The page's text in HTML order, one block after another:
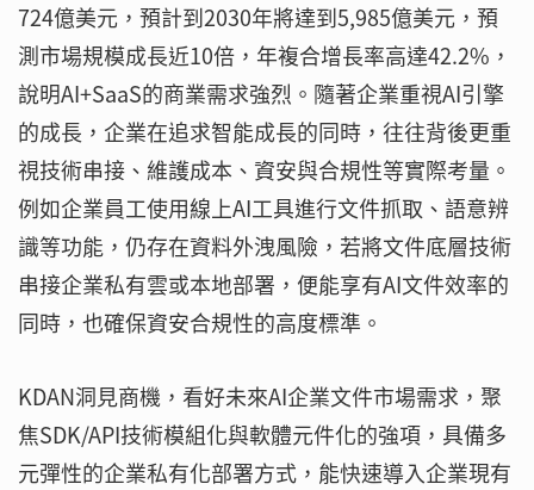
724億美元，預計到2030年將達到5,985億美元，預
測市場規模成長近10倍，年複合增長率高達42.2%，
說明AI+SaaS的商業需求強烈。隨著企業重視AI引擎
的成長，企業在追求智能成長的同時，往往背後更重
視技術串接、維護成本、資安與合規性等實際考量。
例如企業員工使用線上AI工具進行文件抓取、語意辨
識等功能，仍存在資料外洩風險，若將文件底層技術
串接企業私有雲或本地部署，便能享有AI文件效率的
同時，也確保資安合規性的高度標準。
KDAN洞見商機，看好未來AI企業文件市場需求，聚
焦SDK/API技術模組化與軟體元件化的強項，具備多
元彈性的企業私有化部署方式，能快速導入企業現有